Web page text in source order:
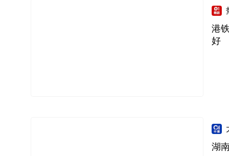
港
好
湖